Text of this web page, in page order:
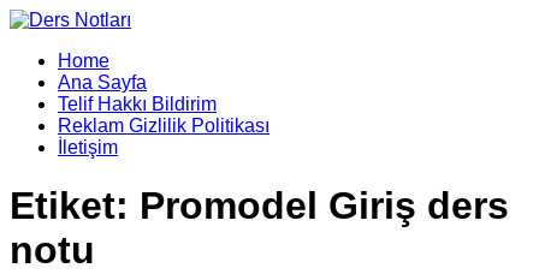
Home
Ana Sayfa
Telif Hakkı Bildirim
Reklam Gizlilik Politikası
İletişim
Etiket: Promodel Giriş ders
notu